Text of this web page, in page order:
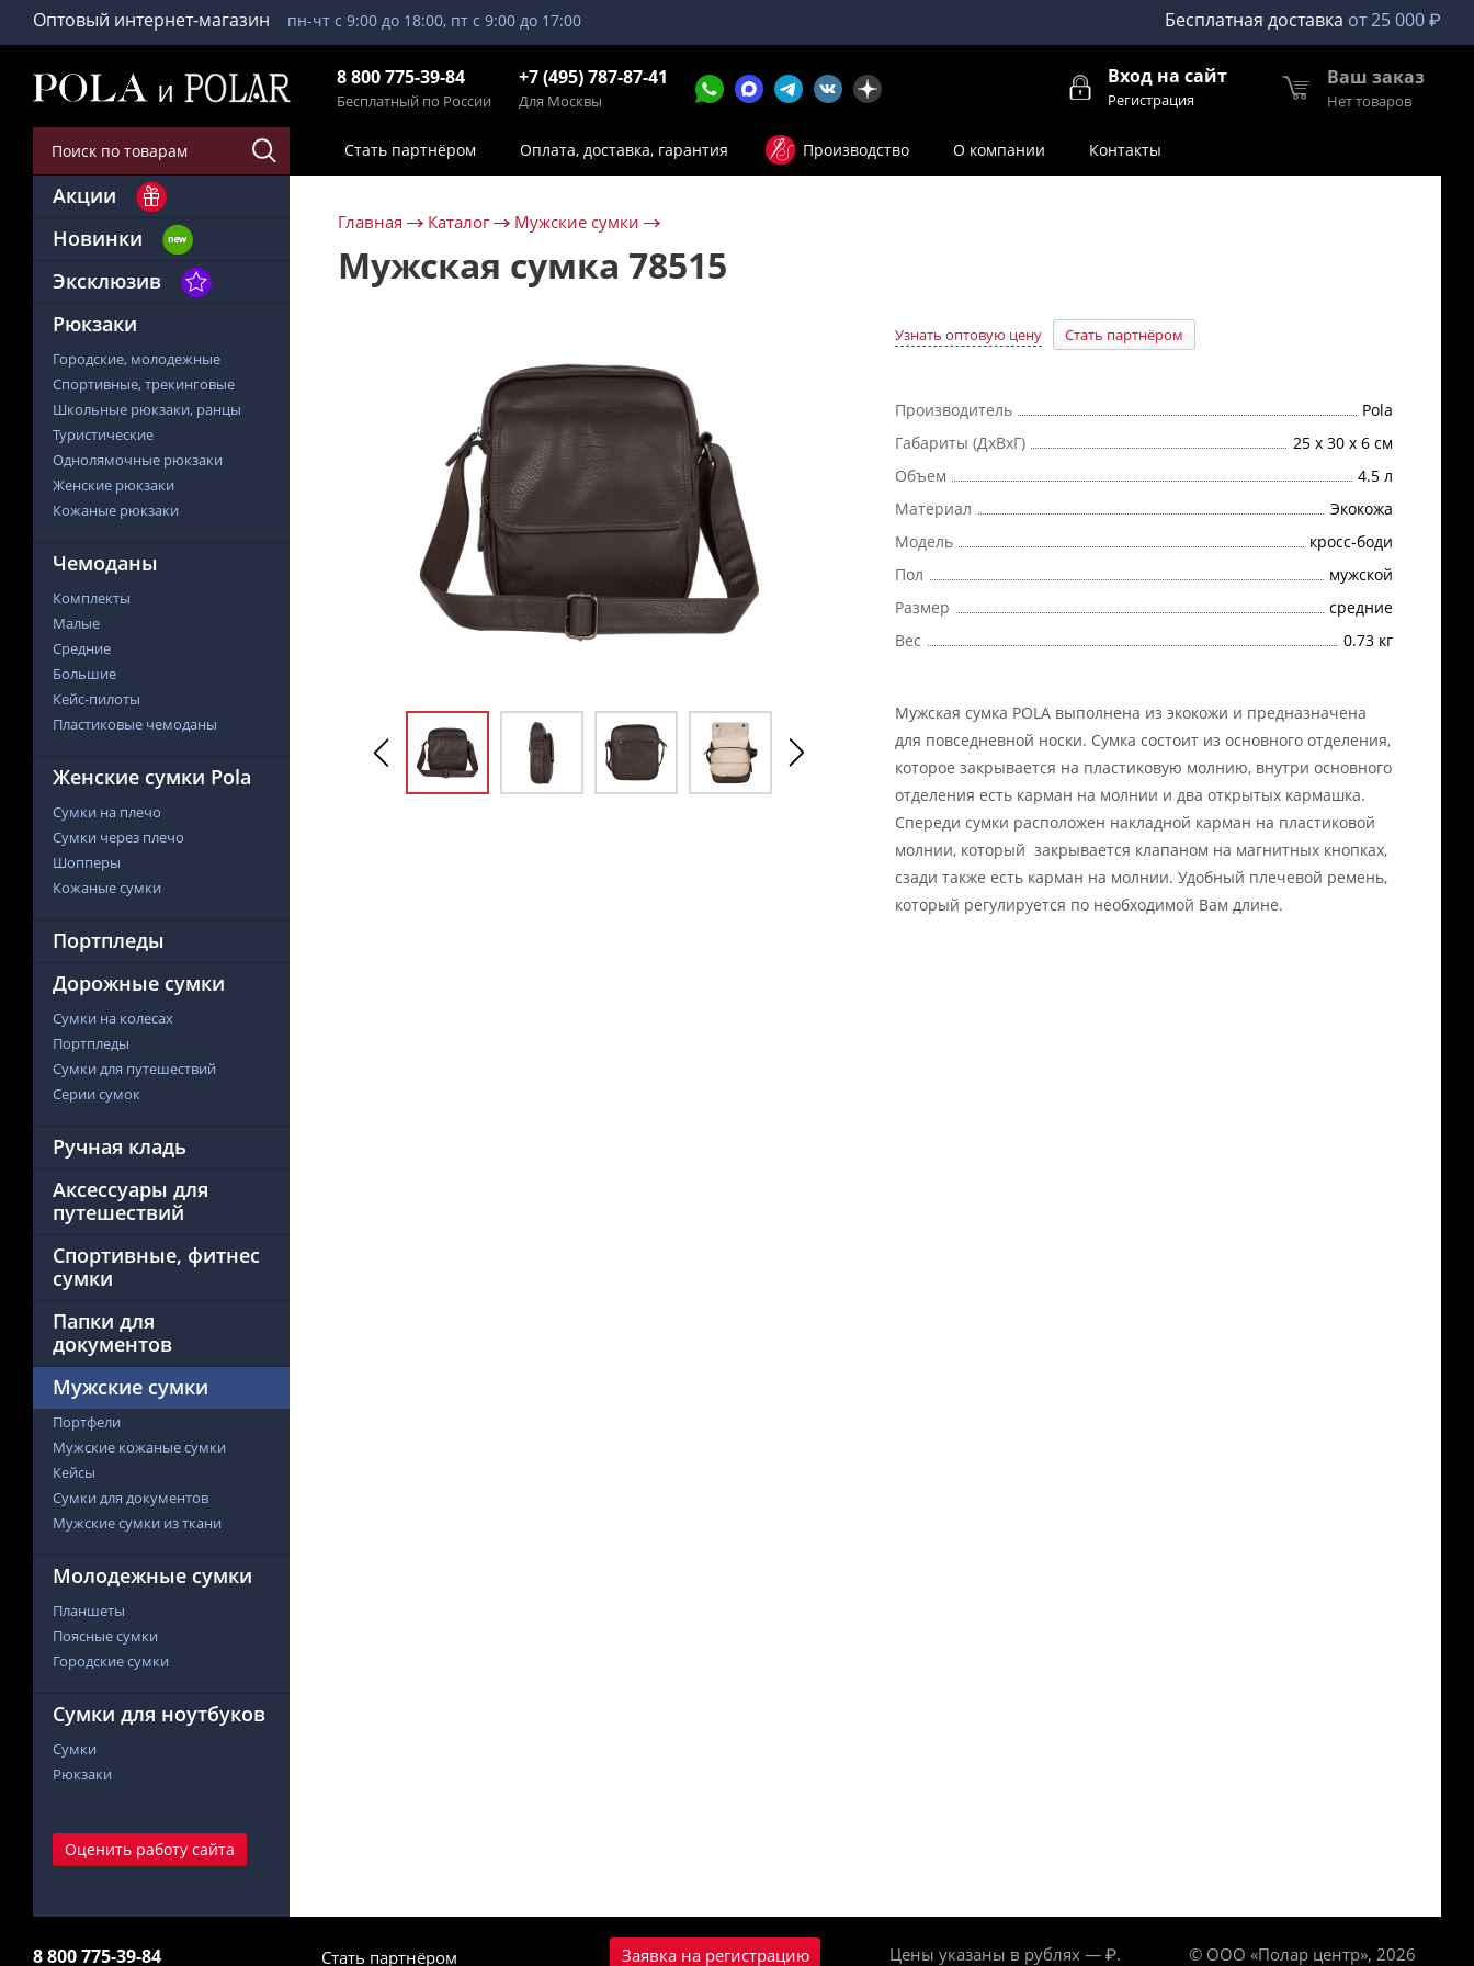
Оптовый интернет-магазин пн-чт с 9:00 до 18:00, пт с 9:00 до 17:00 Бесплатная доставка от 25 000 ₽
8 800 775-39-84
Бесплатный по России
+7 (495) 787-87-41
Для Москвы
Вход на сайт
Регистрация
Ваш заказ
Нет товаров
Стать партнёром Оплата, доставка, гарантия Производство О компании Контакты
Акции
Новинки
Эксклюзив
Рюкзаки
Городские, молодежные
Спортивные, трекинговые
Школьные рюкзаки, ранцы
Туристические
Однолямочные рюкзаки
Женские рюкзаки
Кожаные рюкзаки
Чемоданы
Комплекты
Малые
Средние
Большие
Кейс-пилоты
Пластиковые чемоданы
Женские сумки Pola
Сумки на плечо
Сумки через плечо
Шопперы
Кожаные сумки
Портпледы
Дорожные сумки
Сумки на колесах
Портпледы
Сумки для путешествий
Серии сумок
Ручная кладь
Аксессуары для
путешествий
Спортивные, фитнес
сумки
Папки для
документов
Мужские сумки
Портфели
Мужские кожаные сумки
Кейсы
Сумки для документов
Мужские сумки из ткани
Молодежные сумки
Планшеты
Поясные сумки
Городские сумки
Сумки для ноутбуков
Сумки
Рюкзаки
Оценить работу сайта
Главная Каталог Мужские сумки
Мужская сумка 78515
Узнать оптовую цену Стать партнёром
Производитель
Pola
Габариты (ДхВхГ)
25 x 30 x 6 см
Объем
4.5 л
Материал
Экокожа
Модель
кросс-боди
Пол
мужской
Размер
cредние
Вес
0.73 кг
Мужская сумка POLA выполнена из экокожи и предназначена
для повседневной носки. Сумка состоит из основного отделения,
которое закрывается на пластиковую молнию, внутри основного
отделения есть карман на молнии и два открытых кармашка.
Спереди сумки расположен накладной карман на пластиковой
молнии, который закрывается клапаном на магнитных кнопках,
сзади также есть карман на молнии. Удобный плечевой ремень,
который регулируется по необходимой Вам длине.
8 800 775-39-84 Стать партнёром Заявка на регистрацию Цены указаны в рублях — ₽. © ООО «Полар центр», 2026